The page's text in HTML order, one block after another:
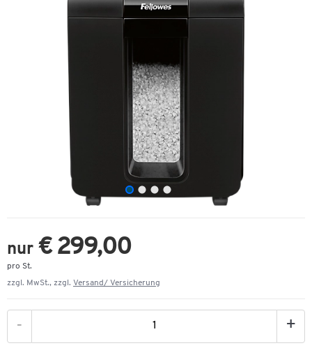
nur € 299,00
pro St.
zzgl. MwSt., zzgl. Versand/ Versicherung
- +